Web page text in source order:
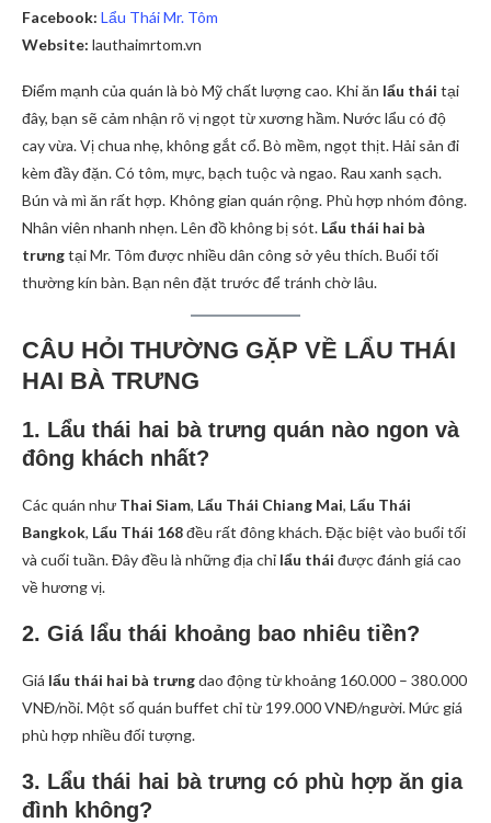
Facebook: Lẩu Thái Mr. Tôm
Website: lauthaimrtom.vn
Điểm mạnh của quán là bò Mỹ chất lượng cao. Khi ăn lẩu thái tại
đây, bạn sẽ cảm nhận rõ vị ngọt từ xương hầm. Nước lẩu có độ
cay vừa. Vị chua nhẹ, không gắt cổ. Bò mềm, ngọt thịt. Hải sản đi
kèm đầy đặn. Có tôm, mực, bạch tuộc và ngao. Rau xanh sạch.
Bún và mì ăn rất hợp. Không gian quán rộng. Phù hợp nhóm đông.
Nhân viên nhanh nhẹn. Lên đồ không bị sót. Lẩu thái hai bà
trưngtại Mr. Tôm được nhiều dân công sở yêu thích. Buổi tối
thường kín bàn. Bạn nên đặt trước để tránh chờ lâu.
CÂU HỎI THƯỜNG GẶP VỀ LẨU THÁI
HAI BÀ TRƯNG
1. Lẩu thái hai bà trưng quán nào ngon và
đông khách nhất?
Các quán như Thai Siam, Lẩu Thái Chiang Mai, Lẩu Thái
Bangkok, Lẩu Thái 168đều rất đông khách. Đặc biệt vào buổi tối
và cuối tuần. Đây đều là những địa chỉ lẩu thái được đánh giá cao
về hương vị.
2. Giá lẩu thái khoảng bao nhiêu tiền?
Giá lẩu thái hai bà trưngdao động từ khoảng 160.000 – 380.000
VNĐ/nồi. Một số quán buffet chỉ từ 199.000 VNĐ/người. Mức giá
phù hợp nhiều đối tượng.
3. Lẩu thái hai bà trưng có phù hợp ăn gia
đình không?